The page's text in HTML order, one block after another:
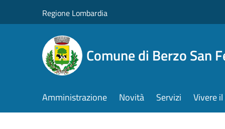
Regione Lombardia
Comune di Berzo San
Amministrazione Novità Servizi Vivere